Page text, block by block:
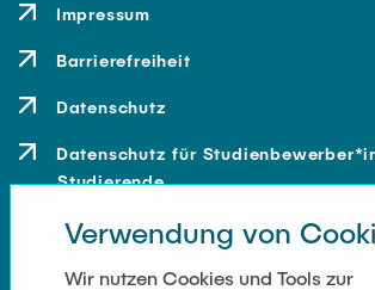
Impressum
Barrierefreiheit
Datenschutz
Datenschutz für
Studierende
Kontakt
Anfahrt
Verwendung von
Wir nutzen Cookies und Tools zur